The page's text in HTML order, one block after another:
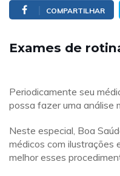
COMPARTILHAR
Exames de
Periodicamente seu
possa fazer uma análise
Neste especial, Boa
médicos com ilustrações
melhor esses